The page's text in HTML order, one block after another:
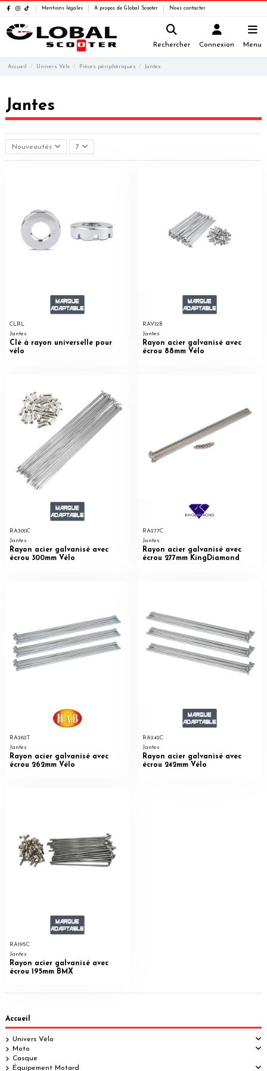
Mentions légales A propos de Global Scooter Nous contacter
Rechercher Connexion Menu
Accueil Univers Vélo Pièces périphériques Jantes
Jantes
Nouveautés 7
CLRL
Jantes
Clé à rayon universelle pour
vélo
RAV12B
Jantes
Rayon acier galvanisé avec
écrou 88mm Vélo
RA300C
Jantes
Rayon acier galvanisé avec
écrou 300mm Vélo
RA277C
Jantes
Rayon acier galvanisé avec
écrou 277mm KingDiamond
RA262T
Jantes
Rayon acier galvanisé avec
écrou 262mm Vélo
RA242C
Jantes
Rayon acier galvanisé avec
écrou 242mm Vélo
RA195C
Jantes
Rayon acier galvanisé avec
écrou 195mm BMX
Accueil
Univers Vélo
Moto
Casque
Équipement Motard